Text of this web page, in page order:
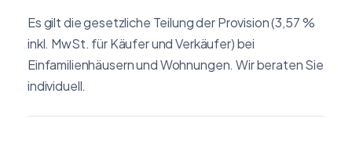
Es gilt die gesetzliche Teilung der Provision (3,57 %
inkl. MwSt. für Käufer und Verkäufer) bei
Einfamilienhäusern und Wohnungen. Wir beraten Sie
individuell.